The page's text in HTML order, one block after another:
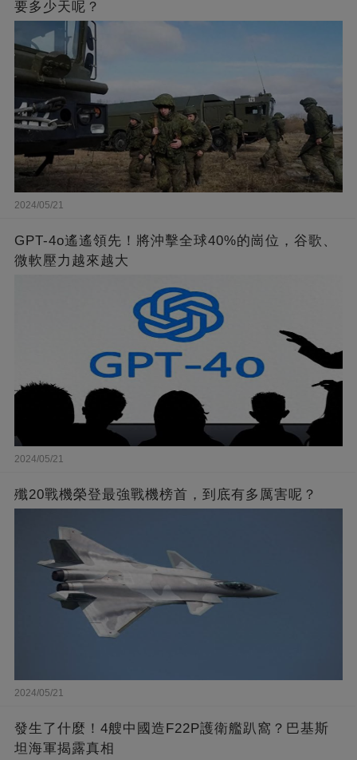
要多少天呢？
2024/05/21
GPT-4o遙遙領先！將沖擊全球40%的崗位，谷歌、
微軟壓力越來越大
2024/05/21
殲20戰機榮登最強戰機榜首，到底有多厲害呢？
2024/05/21
發生了什麼！4艘中國造F22P護衛艦趴窩？巴基斯
坦海軍揭露真相